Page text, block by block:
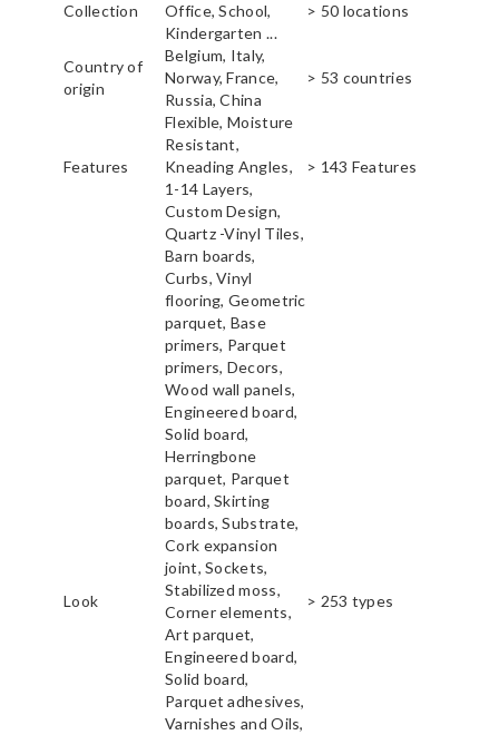
Collection
Office, School,
Kindergarten ...
> 50 locations
Country of
origin
Belgium, Italy,
Norway, France,
Russia, China
> 53 countries
Features
Flexible, Moisture
Resistant,
Kneading Angles,
1-14 Layers,
Custom Design,
> 143 Features
Look
Quartz -Vinyl Tiles,
Barn boards,
Curbs, Vinyl
flooring, Geometric
parquet, Base
primers, Parquet
primers, Decors,
Wood wall panels,
Engineered board,
Solid board,
Herringbone
parquet, Parquet
board, Skirting
boards, Substrate,
Cork expansion
joint, Sockets,
Stabilized moss,
Corner elements,
Art parquet,
Engineered board,
Solid board,
Parquet adhesives,
Varnishes and Oils,
> 253 types